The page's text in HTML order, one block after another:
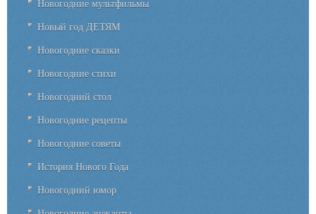
Новогодние мультфильмы
Новый год ДЕТЯМ
Новогодние сказки
Новогодние стихи
Новогодний стол
Новогодние рецепты
Новогодние советы
История Нового Года
Новогодний юмор